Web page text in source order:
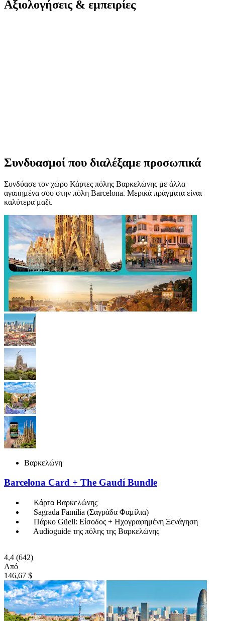
Αξιολογήσεις & εμπειρίες
Συνδυασμοί που διαλέξαμε προσωπικά
Συνδύασε τον χώρο Κάρτες πόλης Βαρκελώνης με άλλα
αγαπημένα σου στην πόλη Barcelona. Μερικά πράγματα είναι
καλύτερα μαζί.
Βαρκελώνη
Barcelona Card + The Gaudí Bundle
Κάρτα Βαρκελώνης
Sagrada Familia (Σαγράδα Φαμίλια)
Πάρκο Güell: Είσοδος + Ηχογραφημένη Ξενάγηση
Audioguide της πόλης της Βαρκελώνης
4,4 (642)
Από
146,67 $